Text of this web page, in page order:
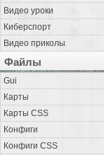
Видео уроки
Киберспорт
Видео приколы
Файлы
Gui
Карты
Карты CSS
Конфиги
Конфиги CSS